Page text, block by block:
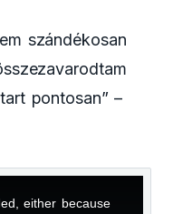
szándékosan
pontosan” –
either because